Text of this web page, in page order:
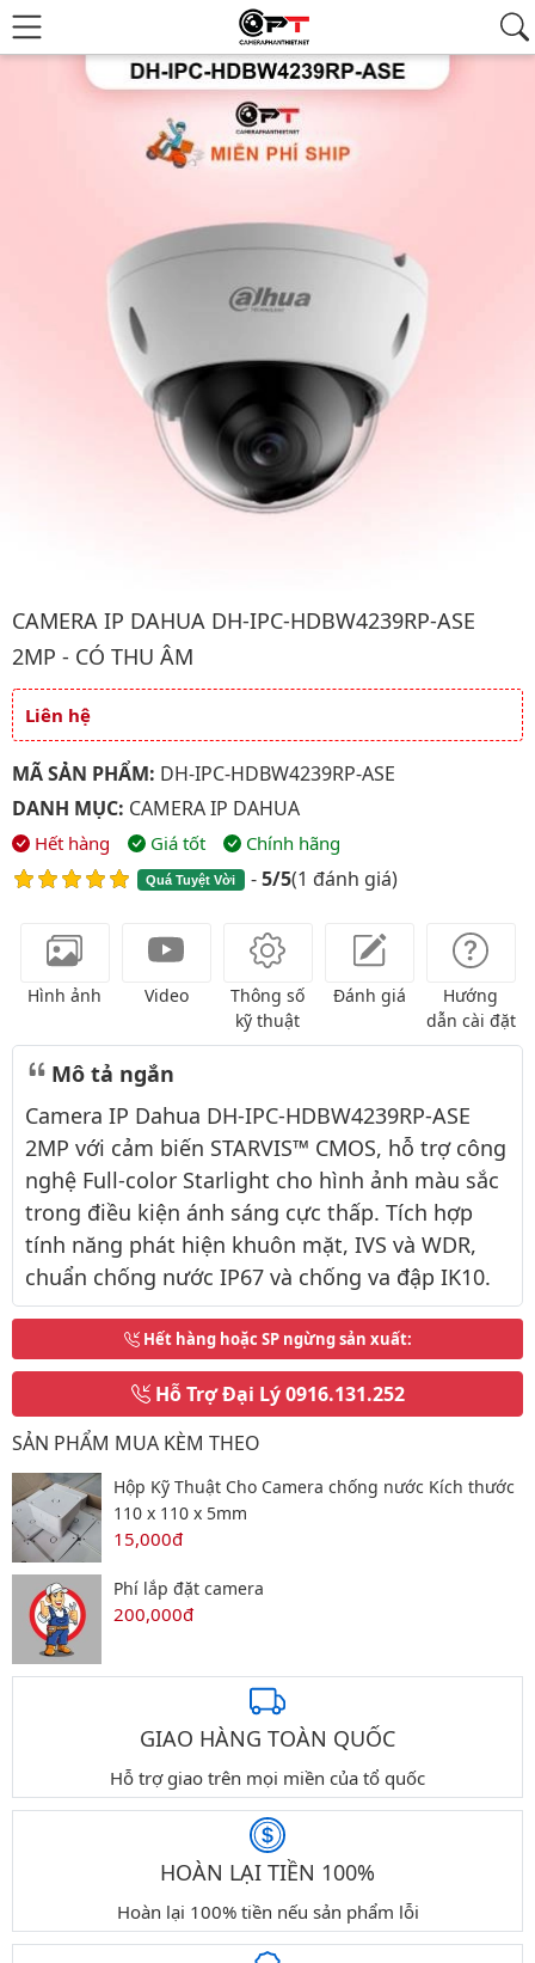
CAMERA IP DAHUA DH-IPC-HDBW4239RP-ASE
2MP - CÓ THU ÂM
Giá và khuyến mãi
Liên hệ
MÃ SẢN PHẨM: DH-IPC-HDBW4239RP-ASE
DANH MỤC: CAMERA IP DAHUA
Hết hàng Giá tốt Chính hãng
Quá Tuyệt Vời -5/5(1 đánh giá)
Hình ảnh Video
Thông số
kỹ thuật
Đánh giá
Hướng
dẫn cài đặt
Mô tả ngắn
Camera IP Dahua DH-IPC-HDBW4239RP-ASE
2MP với cảm biến STARVIS™ CMOS, hỗ trợ công
nghệ Full-color Starlight cho hình ảnh màu sắc
trong điều kiện ánh sáng cực thấp. Tích hợp
tính năng phát hiện khuôn mặt, IVS và WDR,
chuẩn chống nước IP67 và chống va đập IK10.
Hết hàng hoặc SP ngừng sản xuất:
Hỗ Trợ Đại Lý0916.131.252
SẢN PHẨM MUA KÈM THEO
Hộp Kỹ Thuật Cho Camera chống nước Kích thước
110 x 110 x 5mm
15,000đ
Phí lắp đặt camera
200,000đ
GIAO HÀNG TOÀN QUỐC
Hỗ trợ giao trên mọi miền của tổ quốc
HOÀN LẠI TIỀN 100%
Hoàn lại 100% tiền nếu sản phẩm lỗi